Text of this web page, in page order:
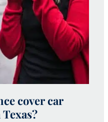
cover car